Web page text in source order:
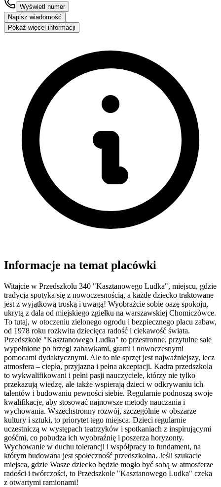
Wyświetl numer
Napisz wiadomość
Pokaż więcej informacji
Informacje na temat placówki
Witajcie w Przedszkolu 340 "Kasztanowego Ludka", miejscu, gdzie
tradycja spotyka się z nowoczesnością, a każde dziecko traktowane
jest z wyjątkową troską i uwagą! Wyobraźcie sobie oazę spokoju,
ukrytą z dala od miejskiego zgiełku na warszawskiej Chomiczówce.
To tutaj, w otoczeniu zielonego ogrodu i bezpiecznego placu zabaw,
od 1978 roku rozkwita dziecięca radość i ciekawość świata.
Przedszkole "Kasztanowego Ludka" to przestronne, przytulne sale
wypełnione po brzegi zabawkami, grami i nowoczesnymi
pomocami dydaktycznymi. Ale to nie sprzęt jest najważniejszy, lecz
atmosfera – ciepła, przyjazna i pełna akceptacji. Kadra przedszkola
to wykwalifikowani i pełni pasji nauczyciele, którzy nie tylko
przekazują wiedzę, ale także wspierają dzieci w odkrywaniu ich
talentów i budowaniu pewności siebie. Regularnie podnoszą swoje
kwalifikacje, aby stosować najnowsze metody nauczania i
wychowania. Wszechstronny rozwój, szczególnie w obszarze
kultury i sztuki, to priorytet tego miejsca. Dzieci regularnie
uczestniczą w występach teatrzyków i spotkaniach z inspirującymi
gośćmi, co pobudza ich wyobraźnię i poszerza horyzonty.
Wychowanie w duchu tolerancji i współpracy to fundament, na
którym budowana jest społeczność przedszkolna. Jeśli szukacie
miejsca, gdzie Wasze dziecko będzie mogło być sobą w atmosferze
radości i twórczości, to Przedszkole "Kasztanowego Ludka" czeka
z otwartymi ramionami!